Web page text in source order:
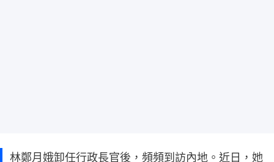
林鄭月娥卸任行政長官後，頻頻到訪內地。近日，她